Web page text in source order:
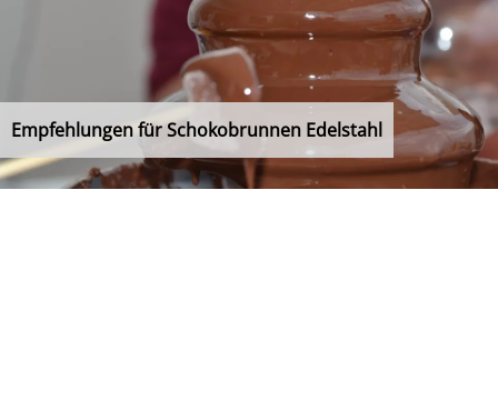
Empfehlungen für Schokobrunnen Edelstahl